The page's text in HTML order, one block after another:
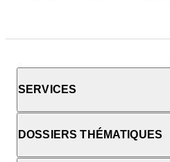
SERVICES
DOSSIERS THÉMATIQUES